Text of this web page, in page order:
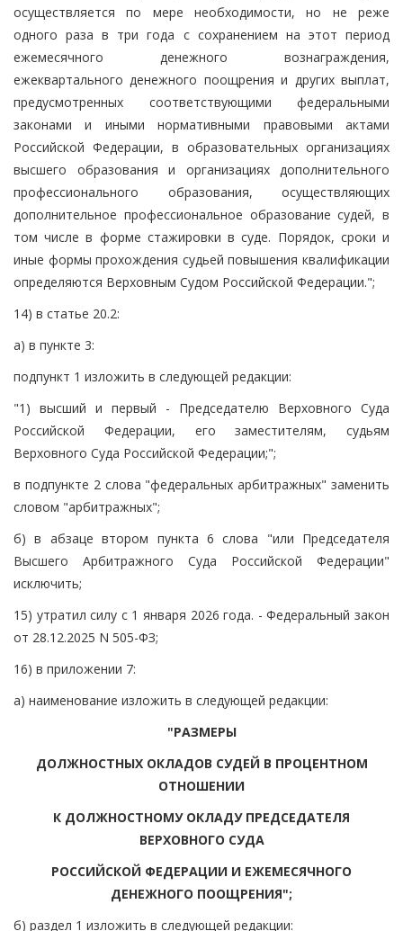
осуществляется по мере необходимости, но не реже
одного раза в три года с сохранением на этот период
ежемесячного денежного вознаграждения,
ежеквартального денежного поощрения и других выплат,
предусмотренных соответствующими федеральными
законами и иными нормативными правовыми актами
Российской Федерации, в образовательных организациях
высшего образования и организациях дополнительного
профессионального образования, осуществляющих
дополнительное профессиональное образование судей, в
том числе в форме стажировки в суде. Порядок, сроки и
иные формы прохождения судьей повышения квалификации
определяются Верховным Судом Российской Федерации.";
14) в статье 20.2:
а) в пункте 3:
подпункт 1 изложить в следующей редакции:
"1) высший и первый - Председателю Верховного Суда
Российской Федерации, его заместителям, судьям
Верховного Суда Российской Федерации;";
в подпункте 2 слова "федеральных арбитражных" заменить
словом "арбитражных";
б) в абзаце втором пункта 6 слова "или Председателя
Высшего Арбитражного Суда Российской Федерации"
исключить;
15) утратил силу с 1 января 2026 года. - Федеральный закон
от 28.12.2025 N 505-ФЗ;
16) в приложении 7:
а) наименование изложить в следующей редакции:
"РАЗМЕРЫ
ДОЛЖНОСТНЫХ ОКЛАДОВ СУДЕЙ В ПРОЦЕНТНОМ
ОТНОШЕНИИ
К ДОЛЖНОСТНОМУ ОКЛАДУ ПРЕДСЕДАТЕЛЯ
ВЕРХОВНОГО СУДА
РОССИЙСКОЙ ФЕДЕРАЦИИ И ЕЖЕМЕСЯЧНОГО
ДЕНЕЖНОГО ПООЩРЕНИЯ";
б) раздел 1 изложить в следующей редакции: